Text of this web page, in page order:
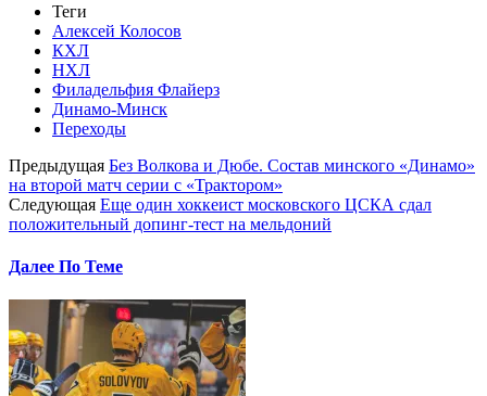
Теги
Алексей Колосов
КХЛ
НХЛ
Филадельфия Флайерз
Динамо-Минск
Переходы
Предыдущая Без Волкова и Дюбе. Состав минского «Динамо»
на второй матч серии с «Трактором»
Следующая Еще один хоккеист московского ЦСКА сдал
положительный допинг-тест на мельдоний
Далее По Теме